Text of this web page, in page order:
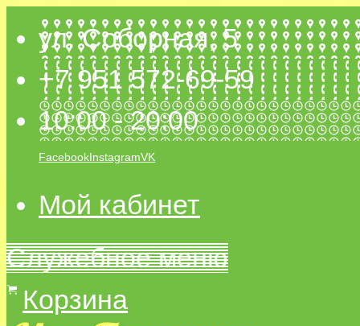
ул. Соборная, 5
+7 951 572-69-59
10:00 - 20:00
FacebookInstagramVK
Мой кабинет
Служебное меню
Корзина